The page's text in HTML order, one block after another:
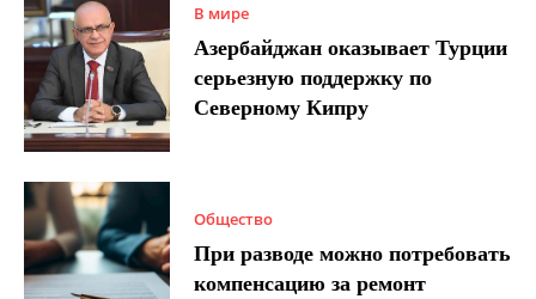
В мире
Азербайджан оказывает Турции
серьезную поддержку по
Северному Кипру
Общество
При разводе можно потребовать
компенсацию за ремонт